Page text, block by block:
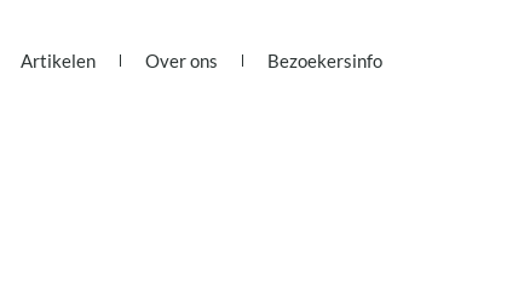
Artikelen Over ons Bezoekersinfo